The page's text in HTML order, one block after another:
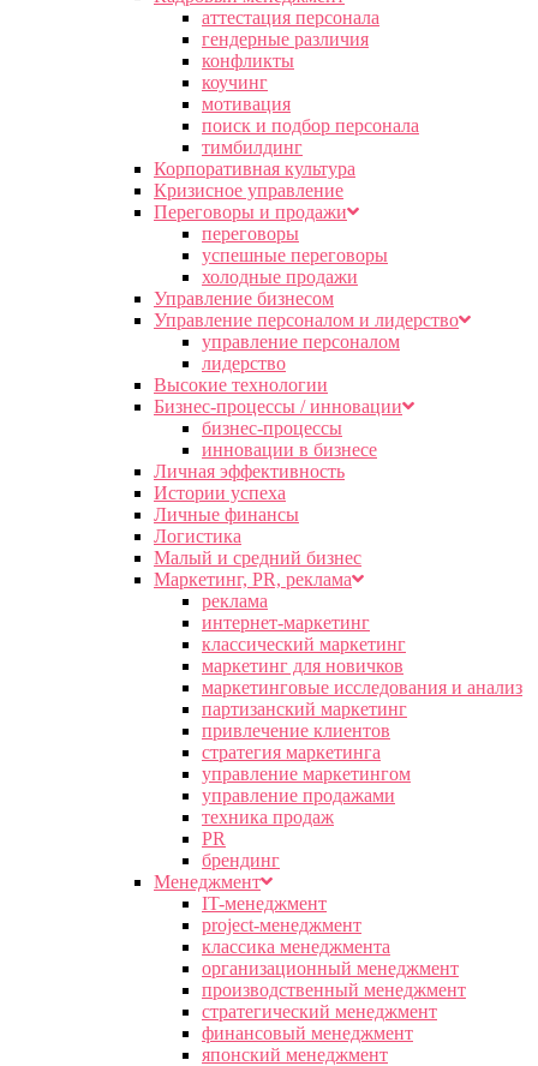
аттестация персонала
гендерные различия
конфликты
коучинг
мотивация
поиск и подбор персонала
тимбилдинг
Корпоративная культура
Кризисное управление
Переговоры и продажи
переговоры
успешные переговоры
холодные продажи
Управление бизнесом
Управление персоналом и лидерство
управление персоналом
лидерство
Высокие технологии
Бизнес-процессы / инновации
бизнес-процессы
инновации в бизнесе
Личная эффективность
Истории успеха
Личные финансы
Логистика
Малый и средний бизнес
Маркетинг, PR, реклама
реклама
интернет-маркетинг
классический маркетинг
маркетинг для новичков
маркетинговые исследования и анализ
партизанский маркетинг
привлечение клиентов
стратегия маркетинга
управление маркетингом
управление продажами
техника продаж
PR
брендинг
Менеджмент
IT-менеджмент
project-менеджмент
классика менеджмента
организационный менеджмент
производственный менеджмент
стратегический менеджмент
финансовый менеджмент
японский менеджмент